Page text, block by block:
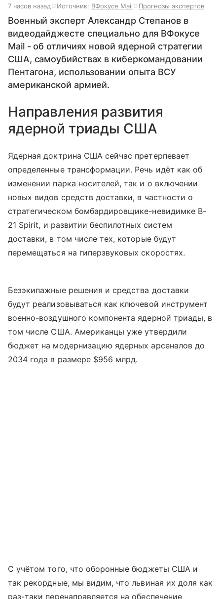
7 часов назад Источник: ВФокусе Mail Прогнозы экспертов
Военный эксперт Александр Степанов в
видеодайджесте специально для ВФокусе
Mail - об отличиях новой ядерной стратегии
США, самоубийствах в киберкомандовании
Пентагона, использовании опыта ВСУ
американской армией.
Направления развития
ядерной триады США
Ядерная доктрина США сейчас претерпевает
определенные трансформации. Речь идёт как об
изменении парка носителей, так и о включении
новых видов средств доставки, в частности о
стратегическом бомбардировщике-невидимке B-
21 Spirit, и развитии беспилотных систем
доставки, в том числе тех, которые будут
перемещаться на гиперзвуковых скоростях.
Безэкипажные решения и средства доставки
будут реализовываться как ключевой инструмент
военно-воздушного компонента ядерной триады, в
том числе США. Американцы уже утвердили
бюджет на модернизацию ядерных арсеналов до
2034 года в размере $956 млрд.
С учётом того, что оборонные бюджеты США и
так рекордные, мы видим, что львиная их доля как
раз-таки перенаправляется на обеспечение